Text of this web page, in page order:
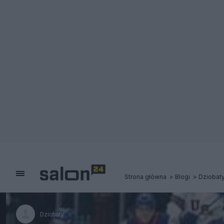
Strona główna Blogi
Dziobaty